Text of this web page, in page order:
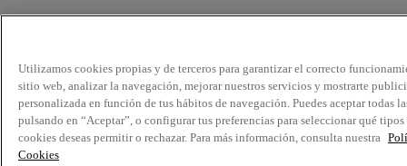
Utilizamos cookies propias y de terceros para garantizar el correcto
sitio web, analizar la navegación, mejorar nuestros servicios y mostrarte
personalizada en función de tus hábitos de navegación. Puedes aceptar todas
pulsando en “Aceptar”, o configurar tus preferencias para seleccionar qué tipos
cookies deseas permitir o rechazar. Para más información, consulta nuestra
Cookies